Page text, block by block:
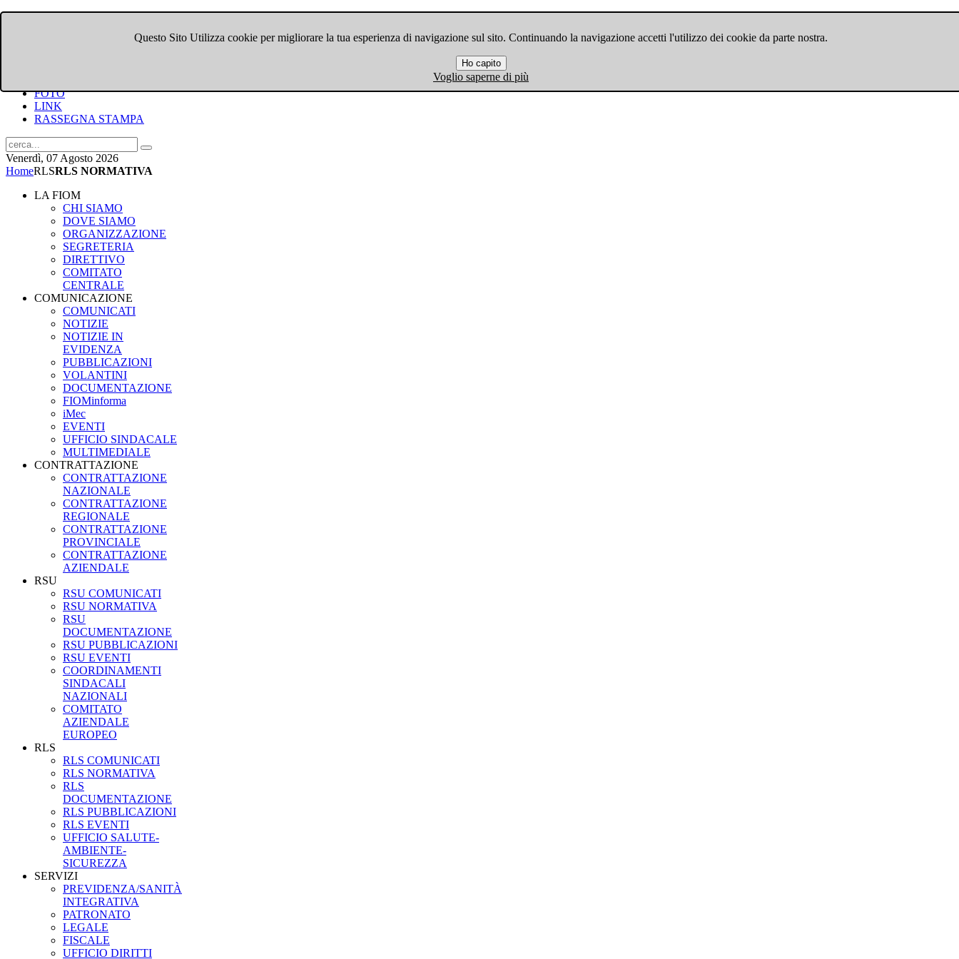
Questo Sito Utilizza cookie per migliorare la tua esperienza di navigazione sul sito. Continuando la navigazione accetti l'utilizzo dei cookie da parte nostra.
Ho capito
Voglio saperne di più
FOTO
LINK
RASSEGNA STAMPA
Venerdì, 07 Agosto 2026
HomeRLSRLS NORMATIVA
LA FIOM
CHI SIAMO
DOVE SIAMO
ORGANIZZAZIONE
SEGRETERIA
DIRETTIVO
COMITATO
CENTRALE
COMUNICAZIONE
COMUNICATI
NOTIZIE
NOTIZIE IN
EVIDENZA
PUBBLICAZIONI
VOLANTINI
DOCUMENTAZIONE
FIOMinforma
iMec
EVENTI
UFFICIO SINDACALE
MULTIMEDIALE
CONTRATTAZIONE
CONTRATTAZIONE
NAZIONALE
CONTRATTAZIONE
REGIONALE
CONTRATTAZIONE
PROVINCIALE
CONTRATTAZIONE
AZIENDALE
RSU
RSU COMUNICATI
RSU NORMATIVA
RSU
DOCUMENTAZIONE
RSU PUBBLICAZIONI
RSU EVENTI
COORDINAMENTI
SINDACALI
NAZIONALI
COMITATO
AZIENDALE
EUROPEO
RLS
RLS COMUNICATI
RLS NORMATIVA
RLS
DOCUMENTAZIONE
RLS PUBBLICAZIONI
RLS EVENTI
UFFICIO SALUTE-
AMBIENTE-
SICUREZZA
SERVIZI
PREVIDENZA/SANITÀ
INTEGRATIVA
PATRONATO
LEGALE
FISCALE
UFFICIO DIRITTI